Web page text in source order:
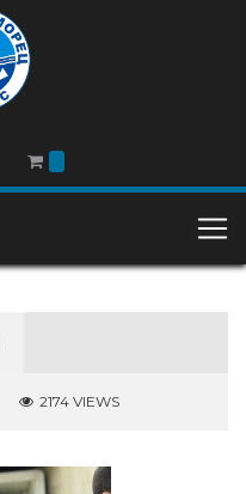
2174 VIEWS